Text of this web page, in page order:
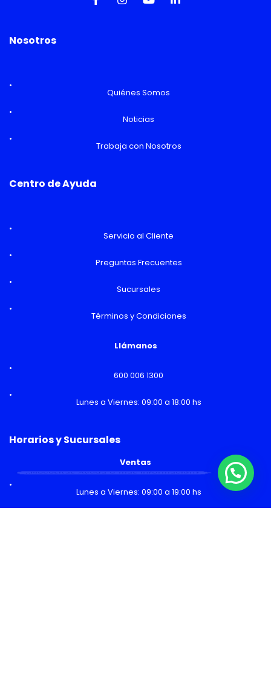
Nosotros
Quiénes Somos
Noticias
Trabaja con Nosotros
Centro de Ayuda
Servicio al Cliente
Preguntas Frecuentes
Sucursales
Términos y Condiciones
Llámanos
600 006 1300
Lunes a Viernes: 09:00 a 18:00 hs
Horarios y Sucursales
Ventas
Lunes a Viernes: 09:00 a 19:00 hs
¿Necesitas Ayuda o mas información?